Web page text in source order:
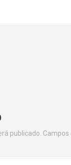
publicado.